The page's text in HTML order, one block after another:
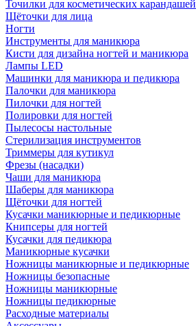
Точилки для косметических карандашей
Щёточки для лица
Ногти
Инструменты для маникюра
Кисти для дизайна ногтей и маникюра
Лампы LED
Машинки для маникюра и педикюра
Палочки для маникюра
Пилочки для ногтей
Полировки для ногтей
Пылесосы настольные
Стерилизация инструментов
Триммеры для кутикул
Фрезы (насадки)
Чаши для маникюра
Шаберы для маникюра
Щёточки для ногтей
Кусачки маникюрные и педикюрные
Книпсеры для ногтей
Кусачки для педикюра
Маникюрные кусачки
Ножницы маникюрные и педикюрные
Ножницы безопасные
Ножницы маникюрные
Ножницы педикюрные
Расходные материалы